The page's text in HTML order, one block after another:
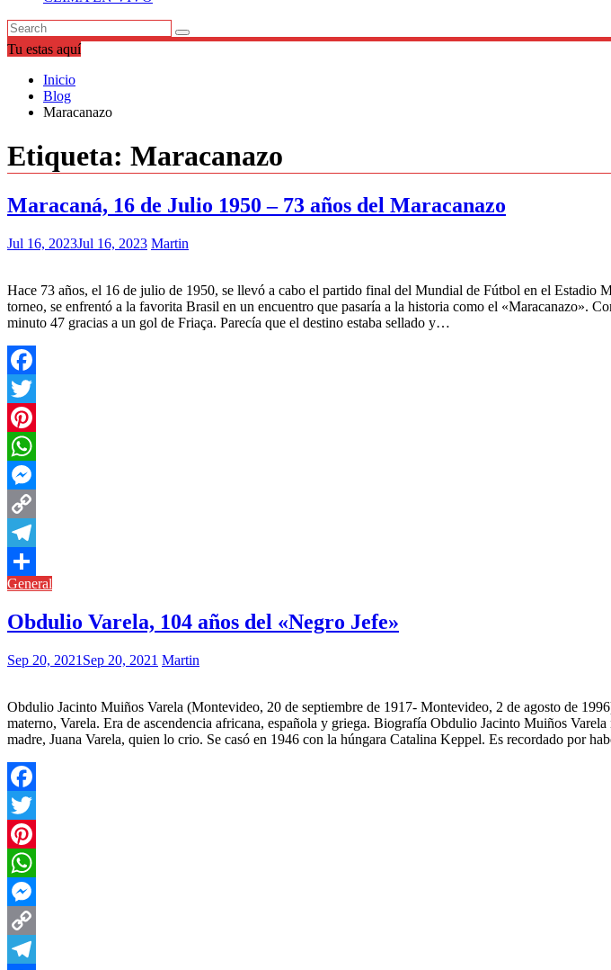
Tu estas aquí
Inicio
Blog
Maracanazo
Etiqueta: Maracanazo
Maracaná, 16 de Julio 1950 – 73 años del Maracanazo
Jul 16, 2023Jul 16, 2023 Martin
Hace 73 años, el 16 de julio de 1950, se llevó a cabo el partido final del Mundial de Fútbol en el Estadio
torneo, se enfrentó a la favorita Brasil en un encuentro que pasaría a la historia como el «Maracanazo».
minuto 47 gracias a un gol de Friaça. Parecía que el destino estaba sellado y…
Facebook
Twitter
Pinterest
WhatsApp
Messenger
Copy
Link
Telegram
Compartir
General
Obdulio Varela, 104 años del «Negro Jefe»
Sep 20, 2021 Sep 20, 2021 Martin
Obdulio Jacinto Muiños Varela (Montevideo,​ 20 de septiembre de 1917- Montevideo, 2 de agosto de
materno, Varela. Era de ascendencia africana, española y griega. Biografía Obdulio Jacinto Muiños
madre, Juana Varela, quien lo crio. Se casó en 1946 con la húngara Catalina Keppel. Es recordado por
Facebook
Twitter
Pinterest
WhatsApp
Messenger
Copy